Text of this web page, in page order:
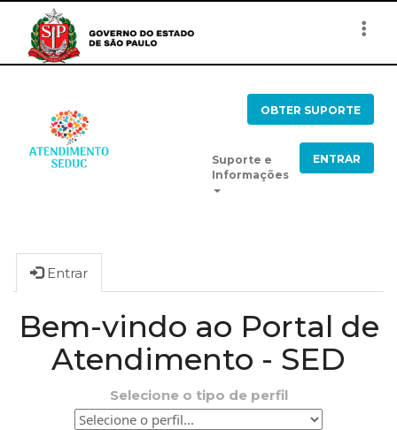
OBTER SUPORTE
Suporte e
Informações
ENTRAR
Entrar
Bem-vindo ao Portal de
Atendimento - SED
Selecione o tipo de perfil